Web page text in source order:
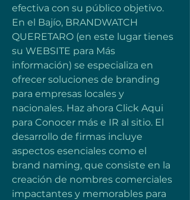
efectiva con su público objetivo.
En el Bajío, BRANDWATCH
QUERETARO (en este lugar tienes
su WEBSITE para Más
información) se especializa en
ofrecer soluciones de branding
para empresas locales y
nacionales. Haz ahora Click Aqui
para Conocer más e IR al sitio. El
desarrollo de firmas incluye
aspectos esenciales como el
brand naming, que consiste en la
creación de nombres comerciales
impactantes y memorables para